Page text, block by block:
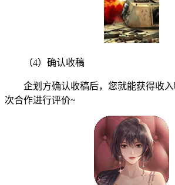
（4）确认收稿
企划方确认收稿后，您就能获得收入
次合作进行评价~